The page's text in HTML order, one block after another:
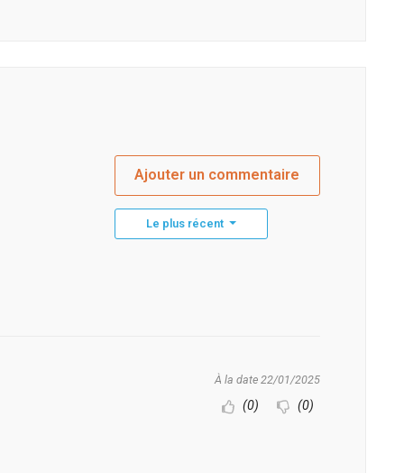
Ajouter un commentaire
Le plus récent
À la date 22/01/2025
(0) (0)